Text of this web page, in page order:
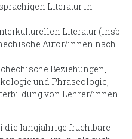
Literatur in
Literatur (insb.
Autor/innen nach
Beziehungen,
und Phraseologie,
von Lehrer/innen
die langjährige fruchtbare